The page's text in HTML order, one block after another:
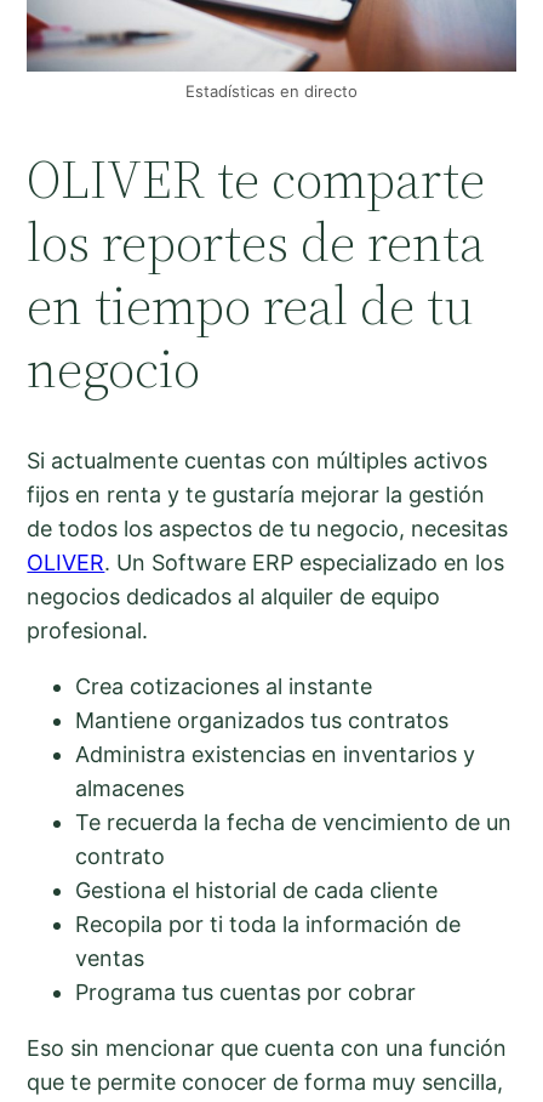
Estadísticas en directo
OLIVER te comparte
los reportes de renta
en tiempo real de tu
negocio
Si actualmente cuentas con múltiples activos
fijos en renta y te gustaría mejorar la gestión
de todos los aspectos de tu negocio, necesitas
OLIVER. Un Software ERP especializado en los
negocios dedicados al alquiler de equipo
profesional.
Crea cotizaciones al instante
Mantiene organizados tus contratos
Administra existencias en inventarios y
almacenes
Te recuerda la fecha de vencimiento de un
contrato
Gestiona el historial de cada cliente
Recopila por ti toda la información de
ventas
Programa tus cuentas por cobrar
Eso sin mencionar que cuenta con una función
que te permite conocer de forma muy sencilla,